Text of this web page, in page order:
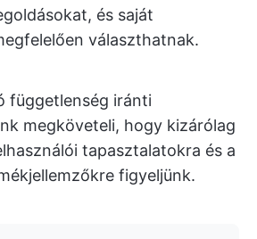
és saját
választhatnak.
függetlenség iránti
megköveteli, hogy kizárólag
tapasztalatokra és a
figyeljünk.